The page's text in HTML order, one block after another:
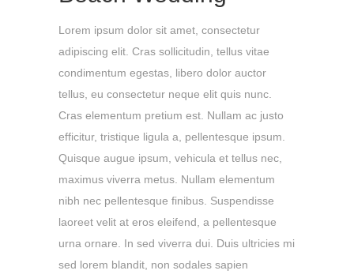
Lorem ipsum dolor sit amet, consectetur
adipiscing elit. Cras sollicitudin, tellus vitae
condimentum egestas, libero dolor auctor
tellus, eu consectetur neque elit quis nunc.
Cras elementum pretium est. Nullam ac justo
efficitur, tristique ligula a, pellentesque ipsum.
Quisque augue ipsum, vehicula et tellus nec,
maximus viverra metus. Nullam elementum
nibh nec pellentesque finibus. Suspendisse
laoreet velit at eros eleifend, a pellentesque
urna ornare. In sed viverra dui. Duis ultricies mi
sed lorem blandit, non sodales sapien